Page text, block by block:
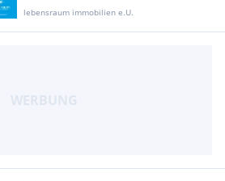
lebensraum immobilien e.U.